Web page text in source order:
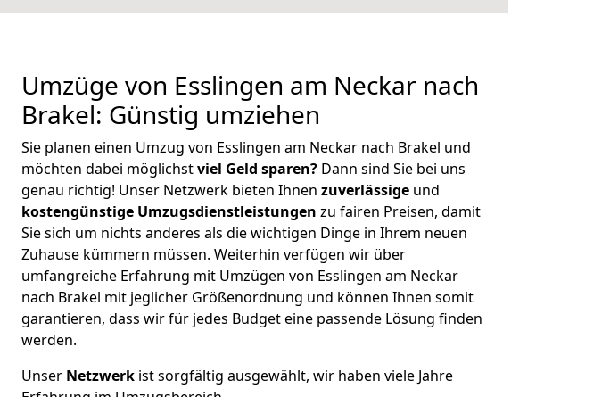
Umzüge von Esslingen am Neckar nach
Brakel: Günstig umziehen
Sie planen einen Umzug von Esslingen am Neckar nach Brakel und
möchten dabei möglichstviel Geld sparen? Dann sind Sie bei uns
genau richtig! Unser Netzwerk bieten Ihnen zuverlässige und
kostengünstige Umzugsdienstleistungen zu fairen Preisen, damit
Sie sich um nichts anderes als die wichtigen Dinge in Ihrem neuen
Zuhause kümmern müssen. Weiterhin verfügen wir über
umfangreiche Erfahrung mit Umzügen von Esslingen am Neckar
nach Brakel mit jeglicher Größenordnung und können Ihnen somit
garantieren, dass wir für jedes Budget eine passende Lösung finden
werden.
Unser Netzwerk ist sorgfältig ausgewählt, wir haben viele Jahre